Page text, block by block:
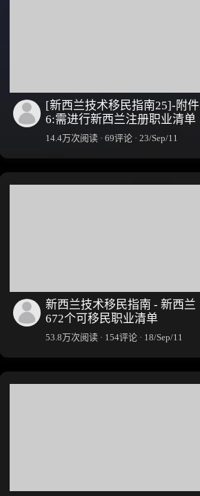
[新西兰技术移民指南25]-附件
6:需进行新西兰注册职业清单
14.4万次阅读 · 69评论 · 23/Sep/11
新西兰技术移民指南 - 新西兰
672个可移民职业清单
53.8万次阅读 · 154评论 · 18/Sep/11